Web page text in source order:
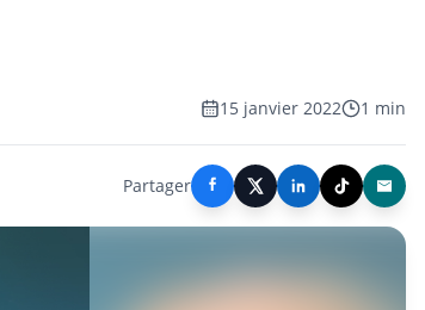
15 janvier 2022 1 min
Partager